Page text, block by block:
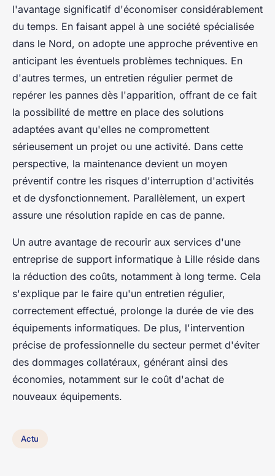
l'avantage significatif d'économiser considérablement
du temps. En faisant appel à une société spécialisée
dans le Nord, on adopte une approche préventive en
anticipant les éventuels problèmes techniques. En
d'autres termes, un entretien régulier permet de
repérer les pannes dès l'apparition, offrant de ce fait
la possibilité de mettre en place des solutions
adaptées avant qu'elles ne compromettent
sérieusement un projet ou une activité. Dans cette
perspective, la maintenance devient un moyen
préventif contre les risques d'interruption d'activités
et de dysfonctionnement. Parallèlement, un expert
assure une résolution rapide en cas de panne.
Un autre avantage de recourir aux services d'une
entreprise de support informatique à Lille réside dans
la réduction des coûts, notamment à long terme. Cela
s'explique par le faire qu'un entretien régulier,
correctement effectué, prolonge la durée de vie des
équipements informatiques. De plus, l'intervention
précise de professionnelle du secteur permet d'éviter
des dommages collatéraux, générant ainsi des
économies, notamment sur le coût d'achat de
nouveaux équipements.
Actu